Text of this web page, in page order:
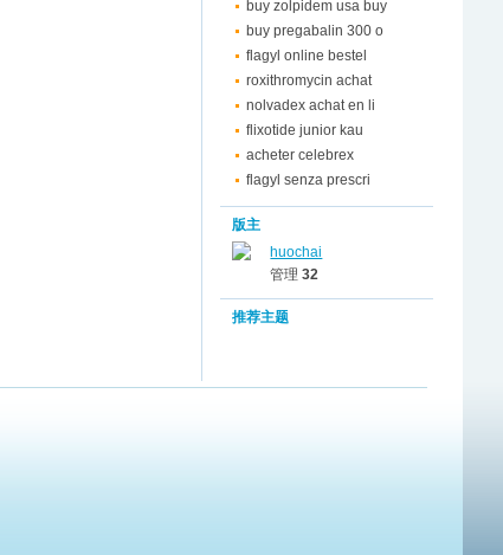
buy zolpidem usa buy
buy pregabalin 300 o
flagyl online bestel
roxithromycin achat
nolvadex achat en li
flixotide junior kau
acheter celebrex
flagyl senza prescri
版主
huochai
管理32
推荐主题